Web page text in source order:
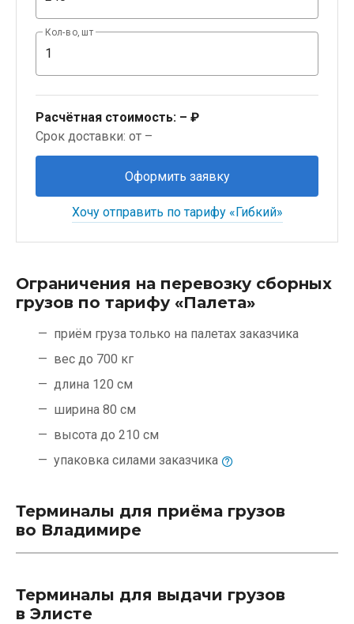
Кол-во, шт
Расчётная стоимость: – ₽
Срок доставки: от –
Оформить заявку
Хочу отправить по тарифу «Гибкий»
Ограничения на перевозку сборных
грузов по тарифу «Палета»
приём груза только на палетах заказчика
вес до 700 кг
длина 120 см
ширина 80 см
высота до 210 см
упаковка силами заказчика
Терминалы для приёма грузов
во Владимире
Терминалы для выдачи грузов
в Элисте